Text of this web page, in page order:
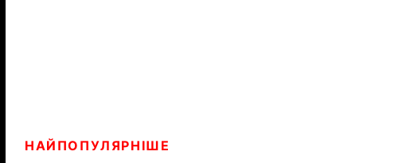
НАЙПОПУЛЯРНІШЕ